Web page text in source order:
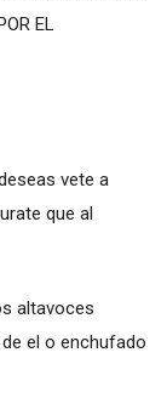
EL
vete a
que al
altavoces
el o enchufado